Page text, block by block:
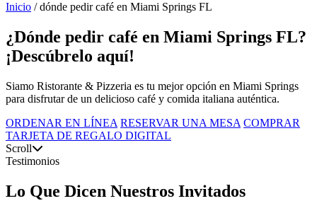
Inicio / dónde pedir café en Miami Springs FL
¿Dónde pedir café en Miami Springs FL?
¡Descúbrelo aquí!
Siamo Ristorante & Pizzeria es tu mejor opción en Miami Springs
para disfrutar de un delicioso café y comida italiana auténtica.
ORDENAR EN LÍNEA RESERVAR UNA MESA COMPRAR
TARJETA DE REGALO DIGITAL
Scroll
Testimonios
Lo Que Dicen Nuestros Invitados